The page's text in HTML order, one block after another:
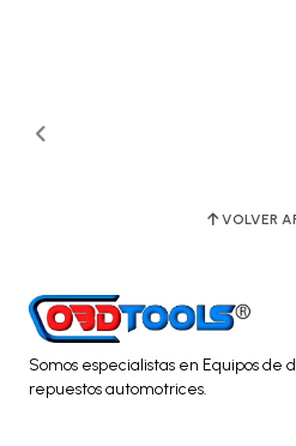
VOLVER
Somos especialistas en Equipos de
repuestos automotrices.